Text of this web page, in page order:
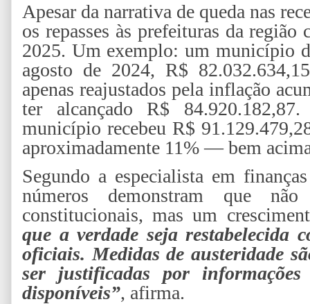
Apesar da narrativa de queda nas
os repasses às prefeituras da região
2025. Um exemplo: um município
agosto de 2024, R$
apenas reajustados pela inflação
ter alcançado R$
município recebeu R$
aproximadamente 11% — bem
Segundo a especialista em
números demonstram que
constitucionais, mas um
que a verdade seja restabelecida
oficiais. Medidas de austeridade
ser justificadas por
disponíveis”, afirma.